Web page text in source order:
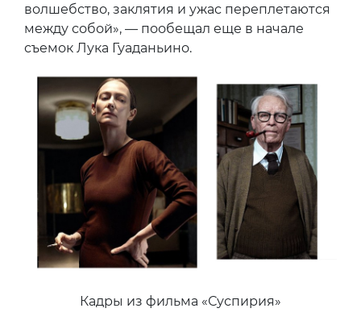
волшебство, заклятия и ужас переплетаются
между собой», — пообещал еще в начале
съемок Лука Гуаданьино.
Кадры из фильма «Суспирия»